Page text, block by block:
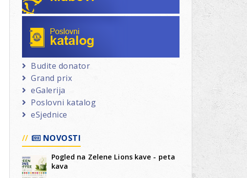
Budite donator
Grand prix
eGalerija
Poslovni katalog
eSjednice
NOVOSTI
Pogled na Zelene Lions kave - peta
kava